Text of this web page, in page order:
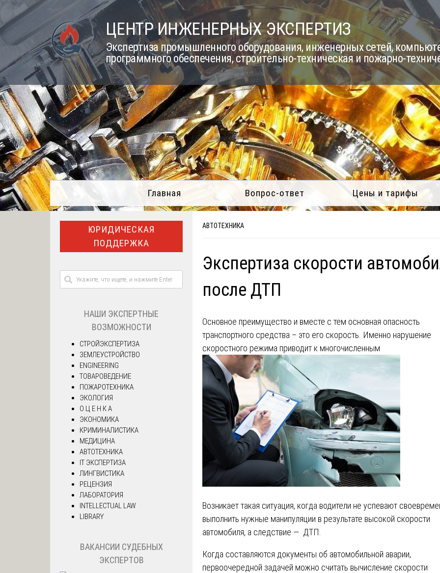
Skip
to
content
ЦЕНТР ИНЖЕНЕРНЫХ ЭКСПЕРТИЗ
Экспертиза промышленного оборудования, инженерных сетей,
программного обеспечения, строительно-техническая и пожарно-
Главная Вопрос-ответ Цены и тарифы
АВТОТЕХНИКА
Экспертиза скорости
после ДТП
Основное преимущество и вместе с тем основная опасность
транспортного средства – это его скорость. Именно нарушение
скоростного режима приводит к многочисленным
Возникает такая ситуация, когда водители не успевают
выполнить нужные манипуляции в результате высокой скорости
автомобиля, а следствие — ДТП.
Когда составляются документы об автомобильной аварии,
первоочередной задачей можно считать вычисление скорости
ЮРИДИЧЕСКАЯ
ПОДДЕРЖКА
НАШИ ЭКСПЕРТНЫЕ
ВОЗМОЖНОСТИ
СТРОЙЭКСПЕРТИЗА
ЗЕМЛЕУСТРОЙСТВО
ENGINEERING
ТОВАРОВЕДЕНИЕ
ПОЖАРОТЕХНИКА
ЭКОЛОГИЯ
О Ц Е Н К А
ЭКОНОМИКА
КРИМИНАЛИСТИКА
МЕДИЦИНА
АВТОТЕХНИКА
IT ЭКСПЕРТИЗА
ЛИНГВИСТИКА
РЕЦЕНЗИЯ
ЛАБОРАТОРИЯ
INTELLECTUAL LAW
LIBRARY
ВАКАНСИИ СУДЕБНЫХ
ЭКСПЕРТОВ